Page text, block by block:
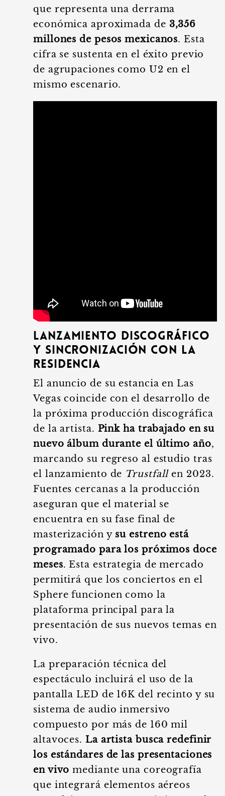
que representa una derrama
económica aproximada de 3,356
millones de pesos mexicanos. Esta
cifra se sustenta en el éxito previo
de agrupaciones como U2 en el
mismo escenario.
Lanzamiento discográfico
y sincronización con la
residencia
El anuncio de su estancia en Las
Vegas coincide con el desarrollo de
la próxima producción discográfica
de la artista. Pink ha trabajado en su
nuevo álbum durante el último año,
marcando su regreso al estudio tras
el lanzamiento de Trustfallen 2023.
Fuentes cercanas a la producción
aseguran que el material se
encuentra en su fase final de
masterización y su estreno está
programado para los próximos doce
meses. Esta estrategia de mercado
permitirá que los conciertos en el
Sphere funcionen como la
plataforma principal para la
presentación de sus nuevos temas en
vivo.
La preparación técnica del
espectáculo incluirá el uso de la
pantalla LED de 16K del recinto y su
sistema de audio inmersivo
compuesto por más de 160 mil
altavoces. La artista busca redefinir
los estándares de las presentaciones
en vivo mediante una coreografía
que integrará elementos aéreos